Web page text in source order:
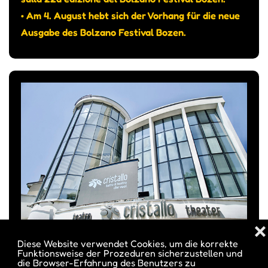
Diese Website verwendet Cookies, um die korrekte
Funktionsweise der Prozeduren sicherzustellen und
die Browser-Erfahrung des Benutzers zu
❌
• Am 4. August hebt sich der Vorhang für die neue
Ausgabe des Bolzano Festival Bozen.
UN LABORATORIO CHIAMATO